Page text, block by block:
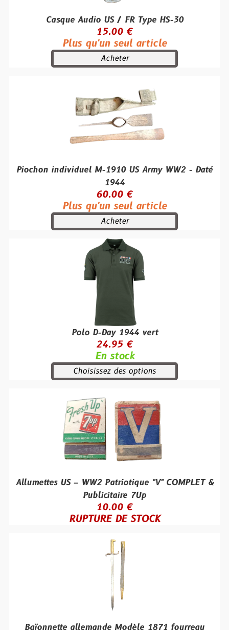
Casque Audio US / FR Type HS-30
15.00 €
Plus qu'un seul article
Acheter
Piochon individuel M-1910 US Army WW2 - Daté
1944
60.00 €
Plus qu'un seul article
Acheter
Polo D-Day 1944 vert
24.95 €
En stock
Choisissez des options
Allumettes US – WW2 Patriotique "V" COMPLET &
Publicitaire 7Up
10.00 €
RUPTURE DE STOCK
Baïonnette allemande Modèle 1871 fourreau